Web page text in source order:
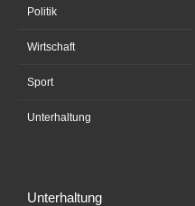
Politik
Wirtschaft
Sport
Unterhaltung
Unterhaltung